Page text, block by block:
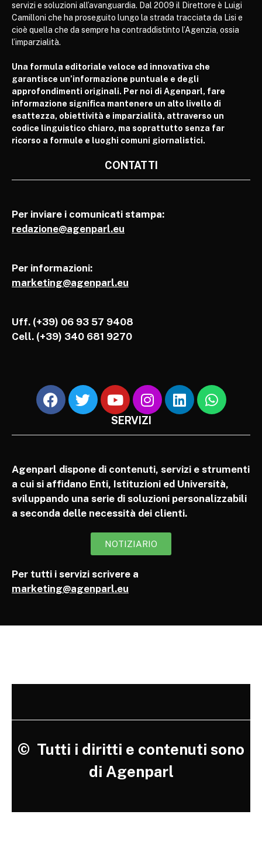
servizi e soluzioni all’avanguardia. Dal 2009 il Direttore è Luigi
Camilloni che ha proseguito lungo la strada tracciata da Lisi e
cioè quella che da sempre ha contraddistinto l’Agenzia, ossia
l’imparzialità.
Una formula editoriale veloce ed innovativa che
garantisce un’informazione puntuale e degli
approfondimenti originali. Per noi di Agenparl, fare
informazione significa mantenere un alto livello di
esattezza, obiettività e imparzialità, attraverso un
codice linguistico chiaro, ma soprattutto senza far
ricorso a formule e luoghi comuni giornalistici.
CONTATTI
Per inviare i comunicati stampa:
redazione@agenparl.eu
Per informazioni:
marketing@agenparl.eu
Uff. (+39) 06 93 57 9408
Cell. (+39) 340 681 9270
SERVIZI
Agenparl dispone di contenuti, servizi e strumenti
a cui si affidano Enti, Istituzioni ed Università,
sviluppando una serie di soluzioni personalizzabili
a seconda delle necessità dei clienti.
NOTIZIARIO
Per tutti i servizi scrivere a
marketing@agenparl.eu
© Tutti i diritti e contenuti sono
di Agenparl